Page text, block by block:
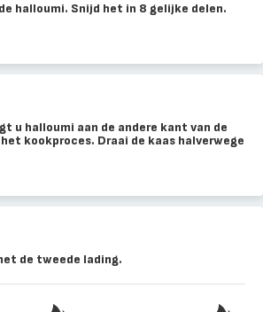
halloumi. Snijd het in 8 gelijke delen.
u halloumi aan de andere kant van de
kookproces. Draai de kaas halverwege
de tweede lading.